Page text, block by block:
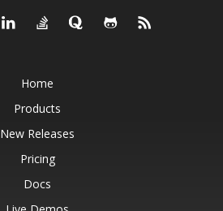
Home
Products
New Releases
Pricing
Docs